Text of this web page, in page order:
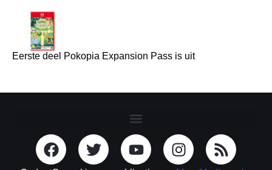
Eerste deel Pokopia Expansion Pass is uit